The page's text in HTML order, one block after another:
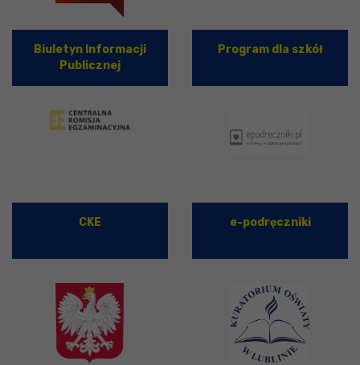
Biuletyn Informacji
Publicznej
Program dla szkół
CKE e-podręczniki